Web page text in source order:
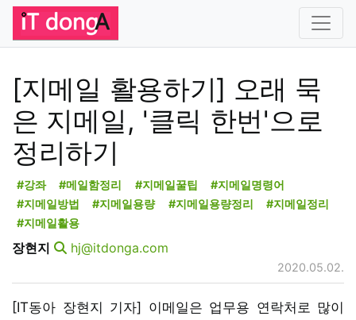
[지메일 활용하기] 오래 묵
은 지메일, '클릭 한번'으로
정리하기
#강좌 #메일함정리 #지메일꿀팁
#지메일명령어
#지메일방법
#지메일용량 #지메일용량정리
#지메일정리
#지메일활용
장현지 hj@itdonga.com
2020.05.02.
[IT동아 장현지 기자] 이메일은 업무용 연락처로 많이